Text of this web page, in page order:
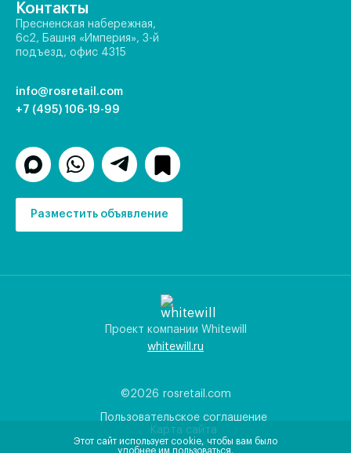
Контакты
Пресненская набережная,
6с2, Башня «Империя», 3-й
подъезд, офис 4315
info@rosretail.com
+7 (495) 106-19-99
Разместить объявление
©2026 rosretail.com
Пользовательское соглашение
Карта сайта
Проект компании Whitewill
whitewill.ru
Этот сайт использует cookie, чтобы вам было
удобнее им пользоваться.